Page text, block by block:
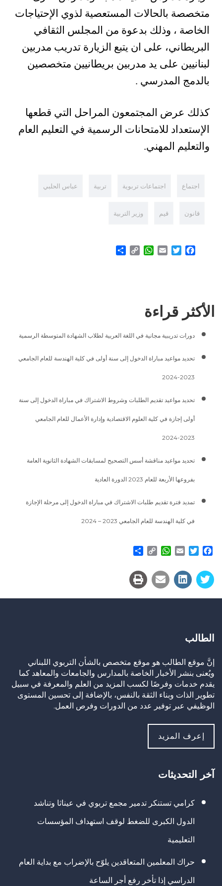
متخصصة بالحالات المستعصية لذوي الإحتياجات
الخاصة ، وذلك بدعوة من المجلس الثقافي
البريطاني، على ان يتبع الزيارة تدريب مدربين
لبنانيين على يد مدربين بريطانيين متخصصين
بالدمج المدرسي .
كذلك عرض المجتمعون المراحل التي قطعها
الإستعداد للامتحانات الرسمية في التعليم العام
والتعليم المهني.
اجتماع اجتماعات تربوية تربية عباس الحلبي
قانون قيم وزير التربية
Facebook
Twitter
Email
WhatsApp
Copy
الأكثر قراءة
دورات تدريبية مجانية في اللغة العربية لطلاب الشهادة المتوسطة الرسمية
تحديد مواعيد مباراة الدخول إلى سنة أولى في كلية الهندسة للعام الجامعي
2023-2024
تحديد مواعيد تقديم الطلبات وشروط الاشتراك في مباراة الدخول إلى سنة
أولى إجازة في كلية العلوم الاقتصادية وإدارة الأعمال للعام الجامعي
2023-2024
تحديد مواعيد مناقشة أسس التصحيح لمسابقات الشهادة الثانوية العامة
بفروعها الأربعة للعام 2023 الدورة العادية
تمديد فترة تقديم طلبات الاشتراك في مباراة الدخول إلى مرحلة الإجازة
في كلية الهندسة للعام الجامعي 2023 – 2024
Facebook
Twitter
Email
WhatsApp
Copy
الطالب
إنَّ موقع الطالب هو موقع متخصص بالشأن التربوي اللبناني
ويُعنى بنشر الأخبار الخاصة بالمدارس والجامعات والمعاهد كما
يقدم خدمات وفرصًا لكسب المزيد من العلم والمعرفة في سبيل
تطوير الذات وبناء الثقة بالنفس، بالإضافة إلى تحسين المستوى
الوظيفي عبر توفير عدد من الدورات وفرص العمل.
إعرف المزيد
آخر التحديثات
كرامي تستنكر تدمير مجمع تربوي في عيناثا وتناشد
الدول الكبرى للضغط لوقف استهداف المؤسسات
التعليمية
حراك المعلمين المتعاقدين يلوّح بالإضراب مع بداية العام
الدراسي إذا تأخر رفع أجر الساعة